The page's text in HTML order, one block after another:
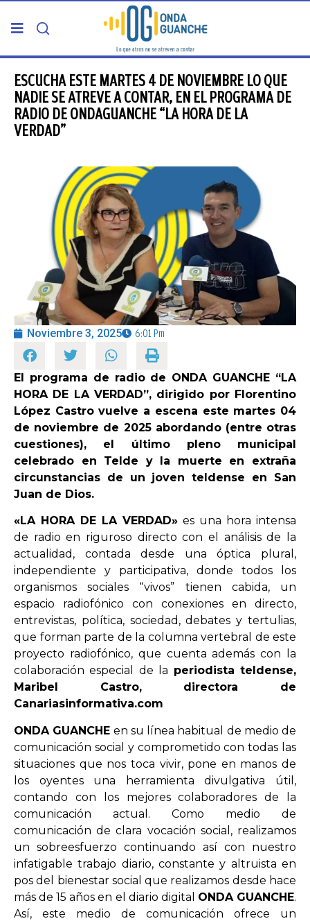
PORTADA
TELDE
CARTAS DEL DIRECTOR
ENTREVISTAS
OPINIÓN
PROGRAMAS
ESCUCHA ESTE MARTES 4 DE NOVIEMBRE LO QUE
NADIE SE ATREVE A CONTAR, EN EL PROGRAMA DE
RADIO DE ONDAGUANCHE “LA HORA DE LA
VERDAD”
Noviembre 3, 2025 6:01 Pm
El programa de radio de ONDA GUANCHE “LA
HORA DE LA VERDAD”, dirigido por Florentino
López Castro vuelve a escena este martes 04
de noviembre de 2025 abordando (entre otras
cuestiones), el último pleno municipal
celebrado en Telde y la muerte en extraña
circunstancias de un joven teldense en San
Juan de Dios.
«LA HORA DE LA VERDAD» es una hora intensa
de radio en riguroso directo con el análisis de la
actualidad, contada desde una óptica plural,
independiente y participativa, donde todos los
organismos sociales “vivos” tienen cabida, un
espacio radiofónico con conexiones en directo,
entrevistas, política, sociedad, debates y tertulias,
que forman parte de la columna vertebral de este
proyecto radiofónico, que cuenta además con la
colaboración especial de la periodista teldense,
Maribel Castro, directora de
Canariasinformativa.com
ONDA GUANCHE en su línea habitual de medio de
comunicación social y comprometido con todas las
situaciones que nos toca vivir, pone en manos de
los oyentes una herramienta divulgativa útil,
contando con los mejores colaboradores de la
comunicación actual. Como medio de
comunicación de clara vocación social, realizamos
un sobreesfuerzo continuando así con nuestro
infatigable trabajo diario, constante y altruista en
pos del bienestar social que realizamos desde hace
más de 15 años en el diario digital ONDA GUANCHE.
Así, este medio de comunicación ofrece un